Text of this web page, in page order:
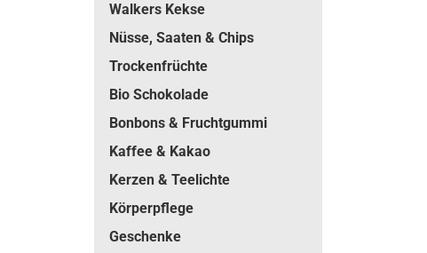
Walkers Kekse
Nüsse, Saaten & Chips
Trockenfrüchte
Bio Schokolade
Bonbons & Fruchtgummi
Kaffee & Kakao
Kerzen & Teelichte
Körperpflege
Geschenke